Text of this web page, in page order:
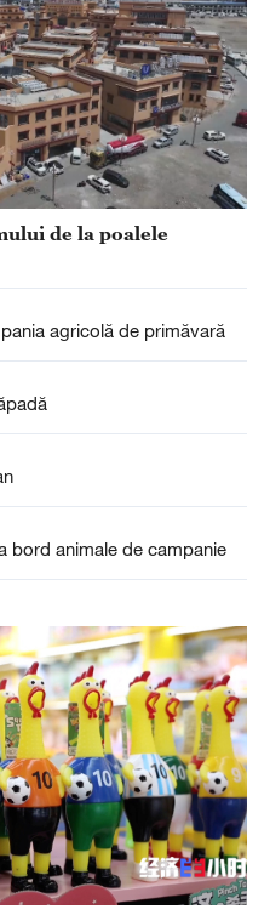
de la poalele
agricolă de primăvară
bord animale de campanie